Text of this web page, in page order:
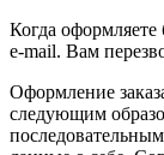
Когда
e-mail. Вам
Оформление
следующим